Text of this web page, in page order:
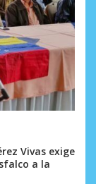
Vivas exige
a la